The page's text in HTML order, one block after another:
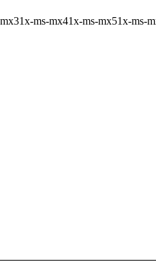
ms-mx41x-ms-mx51x-ms-